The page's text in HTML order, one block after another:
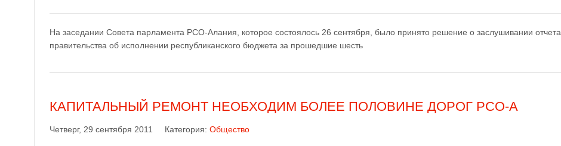
На заседании Совета парламента РСО-Алания, которое состоялось 26 сентября, было принято решение о заслушивании отчета
правительства об исполнении республиканского бюджета за прошедшие шесть
КАПИТАЛЬНЫЙ РЕМОНТ НЕОБХОДИМ БОЛЕЕ ПОЛОВИНЕ ДОРОГ РСО-А
Четверг, 29 сентября 2011 Категория: Общество